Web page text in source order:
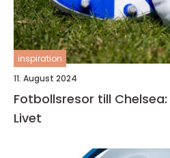
inspiration
11. August 2024
Fotbollsresor till
Livet